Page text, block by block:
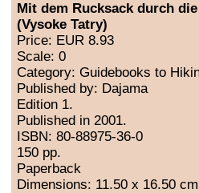
Mit dem Rucksack durch
(Vysoke Tatry)
Price: EUR 8.93
Scale: 0
Category: Guidebooks to
Published by: Dajama
Edition 1.
Published in 2001.
ISBN: 80-88975-36-0
150 pp.
Paperback
Dimensions: 11.50 x 16.50 cm